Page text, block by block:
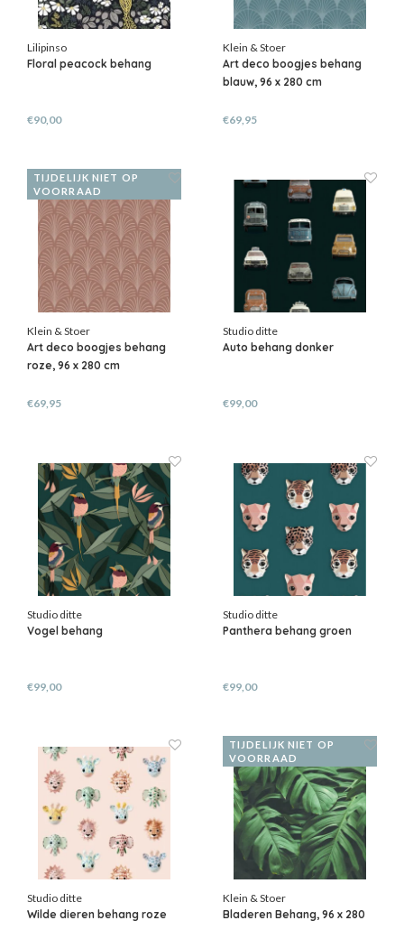
Lilipinso
Floral peacock behang
€90,00
Klein & Stoer
Art deco boogjes behang
blauw, 96 x 280 cm
€69,95
TIJDELIJK NIET OP
VOORRAAD
Klein & Stoer
Art deco boogjes behang
roze, 96 x 280 cm
€69,95
Studio ditte
Auto behang donker
€99,00
Studio ditte
Vogel behang
€99,00
Studio ditte
Panthera behang groen
€99,00
Studio ditte
Wilde dieren behang roze
TIJDELIJK NIET OP
VOORRAAD
Klein & Stoer
Bladeren Behang, 96 x 280